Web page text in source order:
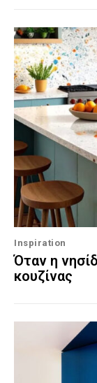
Inspiration
Όταν η
κουζίνας